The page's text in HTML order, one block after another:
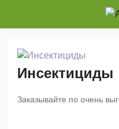
Инсектициды
Заказывайте по очень